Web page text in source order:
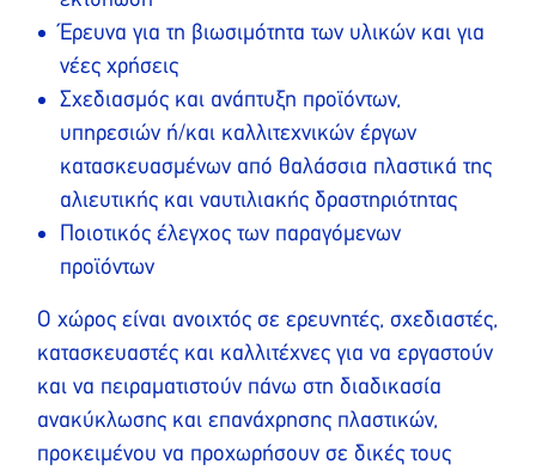
Έρευνα για τη βιωσιμότητα των υλικών και για
νέες χρήσεις
Σχεδιασμός και ανάπτυξη προϊόντων,
υπηρεσιών ή/και καλλιτεχνικών έργων
κατασκευασμένων από θαλάσσια πλαστικά της
αλιευτικής και ναυτιλιακής δραστηριότητας
Ποιοτικός έλεγχος των παραγόμενων
προϊόντων
Ο χώρος είναι ανοιχτός σε ερευνητές, σχεδιαστές,
κατασκευαστές και καλλιτέχνες για να εργαστούν
και να πειραματιστούν πάνω στη διαδικασία
ανακύκλωσης και επανάχρησης πλαστικών,
προκειμένου να προχωρήσουν σε δικές τους